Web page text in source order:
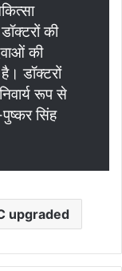
की
की
डॉक्टरों
रूप से
सिंह
upgraded